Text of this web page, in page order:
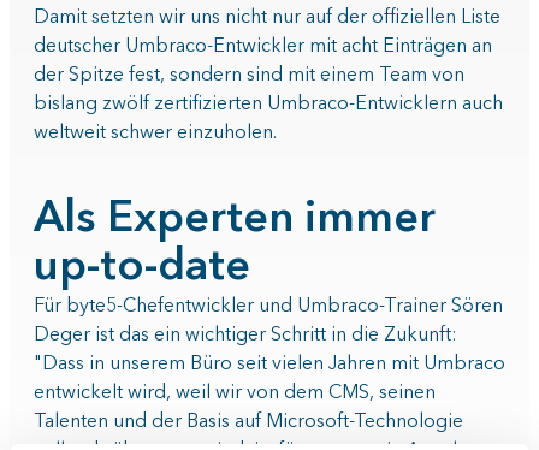
Damit setzten wir uns nicht nur auf der offiziellen Liste
deutscher Umbraco-Entwickler mit acht Einträgen an
der Spitze fest, sondern sind mit einem Team von
bislang zwölf zertifizierten Umbraco-Entwicklern auch
weltweit schwer einzuholen.
Als Experten immer
up-to-date
Für byte5-Chefentwickler und Umbraco-Trainer Sören
Deger ist das ein wichtiger Schritt in die Zukunft:
"Dass in unserem Büro seit vielen Jahren mit Umbraco
entwickelt wird, weil wir von dem CMS, seinen
Talenten und der Basis auf Microsoft-Technologie